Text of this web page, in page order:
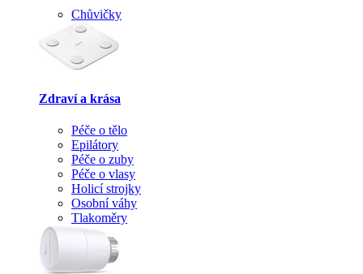
Chůvičky
Zdraví a krása
Péče o tělo
Epilátory
Péče o zuby
Péče o vlasy
Holicí strojky
Osobní váhy
Tlakoměry